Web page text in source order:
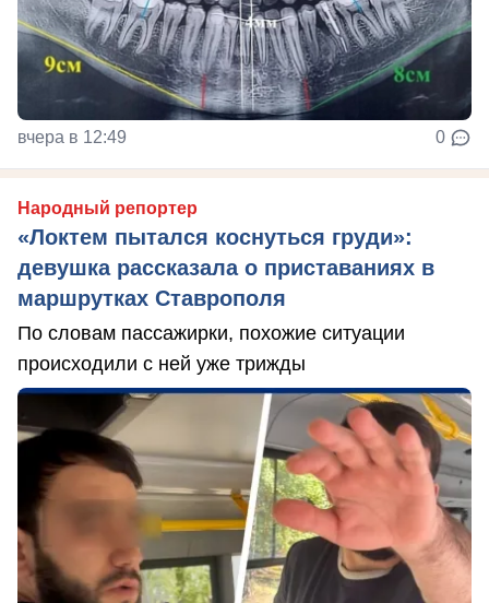
вчера в 12:49 0
Народный репортер
«Локтем пытался коснуться груди»:
девушка рассказала о приставаниях в
маршрутках Ставрополя
По словам пассажирки, похожие ситуации
происходили с ней уже трижды